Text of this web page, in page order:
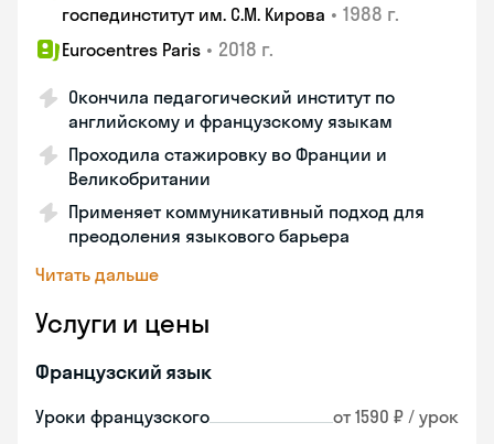
госпединститут им. С.М. Кирова • 1988 г.
Eurocentres Paris • 2018 г.
Окончила педагогический институт по
английскому и французскому языкам
Проходила стажировку во Франции и
Великобритании
Применяет коммуникативный подход для
преодоления языкового барьера
Читать дальше
Услуги и цены
Французский язык
Уроки французского от 1590 ₽ / урок